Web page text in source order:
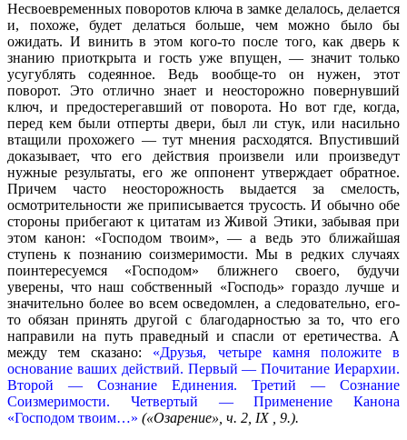
Несвоевременных поворотов ключа в замке делалось, делается
и, похоже, будет делаться больше, чем можно было бы
ожидать. И винить в этом кого-то после того, как дверь к
знанию приоткрыта и гость уже впущен, — значит только
усугублять содеянное. Ведь вообще-то он нужен, этот
поворот. Это отлично знает и неосторожно повернувший
ключ, и предостерегавший от поворота. Но вот где, когда,
перед кем были отперты двери, был ли стук, или насильно
втащили прохожего — тут мнения расходятся. Впустивший
доказывает, что его действия произвели или произведут
нужные результаты, его же оппонент утверждает обратное.
Причем часто неосторожность выдается за смелость,
осмотрительности же приписывается трусость. И обычно обе
стороны прибегают к цитатам из Живой Этики, забывая при
этом канон: «Господом твоим», — а ведь это ближайшая
ступень к познанию соизмеримости. Мы в редких случаях
поинтересуемся «Господом» ближнего своего, будучи
уверены, что наш собственный «Господь» гораздо лучше и
значительно более во всем осведомлен, а следовательно, его-
то обязан принять другой с благодарностью за то, что его
направили на путь праведный и спасли от еретичества. А
между тем сказано: «Друзья, четыре камня положите в
основание ваших действий. Первый — Почитание Иерархии.
Второй — Сознание Единения. Третий — Сознание
Соизмеримости. Четвертый — Применение Канона
«Господом твоим…» («Озарение», ч. 2, IX , 9.).